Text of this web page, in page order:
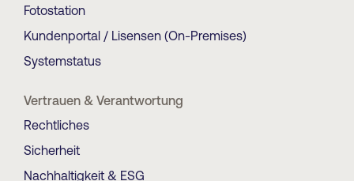
Fotostation
Kundenportal / Lisensen (On-Premises)
Systemstatus
Vertrauen & Verantwortung
Rechtliches
Sicherheit
Nachhaltigkeit & ESG